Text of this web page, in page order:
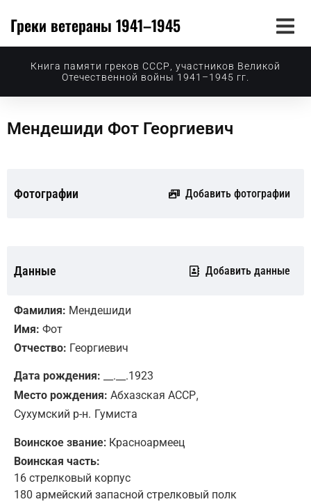
Греки ветераны 1941–1945
Книга памяти греков СССР, участников Великой
Отечественной войны 1941–1945 гг.
Мендешиди Фот Георгиевич
Фотографии Добавить фотографии
Данные Добавить данные
Фамилия: Мендешиди
Имя: Фот
Отчество: Георгиевич
Дата рождения: __.__.1923
Место рождения: Абхазская АССР,
Сухумский р-н. Гумиста
Воинское звание: Красноармеец
Воинская часть:
16 стрелковый корпус
180 армейский запасной стрелковый полк